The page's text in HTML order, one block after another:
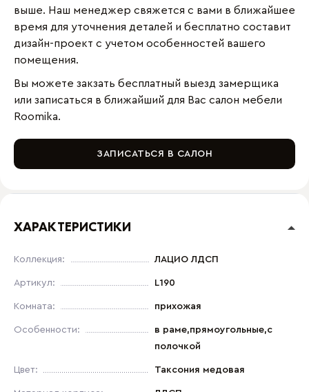
выше. Наш менеджер свяжется с вами в ближайшее
время для уточнения деталей и бесплатно составит
дизайн-проект с учетом особенностей вашего
помещения.
Вы можете закзать бесплатный выезд замерщика
или записаться в ближайший для Вас салон мебели
Roomika.
ЗАПИСАТЬСЯ В САЛОН
ХАРАКТЕРИСТИКИ
Коллекция: ЛАЦИО ЛДСП
Артикул: L190
Комната: прихожая
Особенности:
в раме,прямоугольные,с
полочкой
Цвет: Таксония медовая